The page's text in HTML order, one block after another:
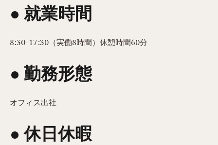
● 就業時間
8:30-17:30（実働8時間）休憩時間60分
● 勤務形態
オフィス出社
● 休日休暇